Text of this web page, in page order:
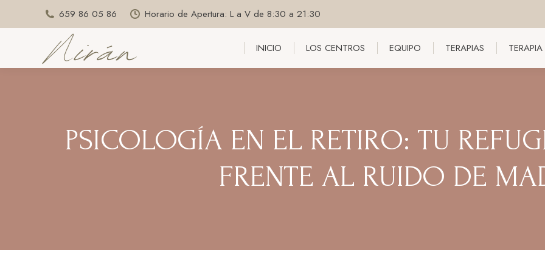
659 86 05 86 Horario de Apertura: L a V de 8:30 a 21:30
INICIO LOS CENTROS EQUIPO TERAPIAS
PSICOLOGÍA EN EL RETIRO: TU
FRENTE AL RUIDO DE
INICIO LOS CENTROS